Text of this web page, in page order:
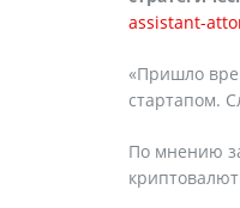
assistant-
«Пришло
стартапом.
По мнению